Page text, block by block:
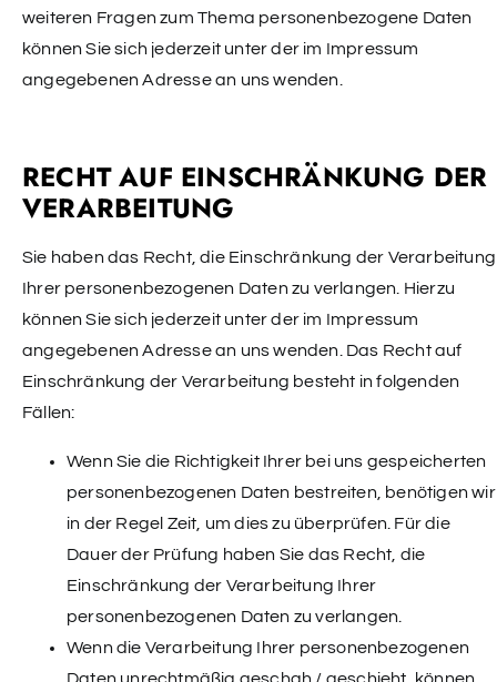
weiteren Fragen zum Thema personenbezogene Daten
können Sie sich jederzeit unter der im Impressum
angegebenen Adresse an uns wenden.
RECHT AUF EINSCHRÄNKUNG DER
VERARBEITUNG
Sie haben das Recht, die Einschränkung der Verarbeitung
Ihrer personenbezogenen Daten zu verlangen. Hierzu
können Sie sich jederzeit unter der im Impressum
angegebenen Adresse an uns wenden. Das Recht auf
Einschränkung der Verarbeitung besteht in folgenden
Fällen:
Wenn Sie die Richtigkeit Ihrer bei uns gespeicherten
personenbezogenen Daten bestreiten, benötigen wir
in der Regel Zeit, um dies zu überprüfen. Für die
Dauer der Prüfung haben Sie das Recht, die
Einschränkung der Verarbeitung Ihrer
personenbezogenen Daten zu verlangen.
Wenn die Verarbeitung Ihrer personenbezogenen